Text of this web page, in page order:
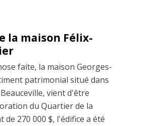
la maison Félix-
faite, la maison Georges-
patrimonial situé dans
vient d'être
du Quartier de la
de 270 000 $, l'édifice a été